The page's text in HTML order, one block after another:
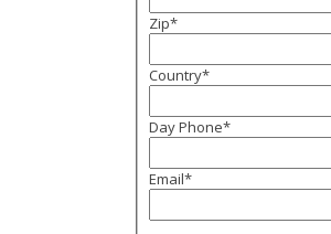
Zip*
Country*
Day Phone*
Email*